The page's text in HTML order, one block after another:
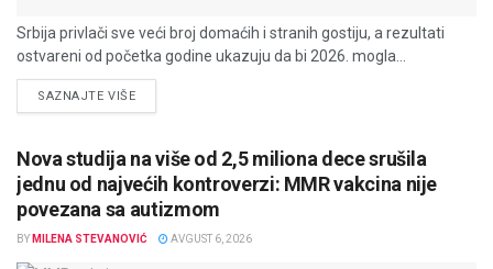
Srbija privlači sve veći broj domaćih i stranih gostiju, a rezultati
ostvareni od početka godine ukazuju da bi 2026. mogla...
SAZNAJTE VIŠEDETAILS
Nova studija na više od 2,5 miliona dece srušila
jednu od najvećih kontroverzi: MMR vakcina nije
povezana sa autizmom
BY MILENA STEVANOVIĆ AVGUST 6, 2026